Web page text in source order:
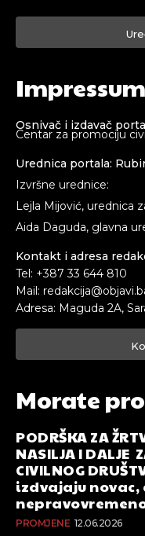
Impressum
Osnivač i izdavač
Centar za promociju
Urednica portala:
Izvršne urednice:
Lejla Mijović, urednica
Aida Daguda, glavna
Kontakt i adresa
Tel: +387 33 644 810
Mail:
Adresa: Maguda 2A,
Morate
PODRŠKA ZA
NASILJA I DALJE
CIVILNOG
izdvajaju
PROMJENE 12.06.2026